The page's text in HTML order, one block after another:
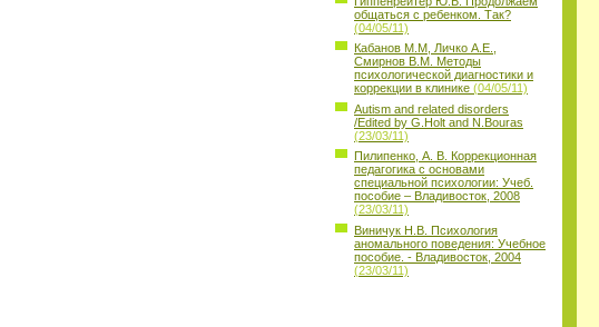
общаться с ребенком. Так?
(04/05/11)
Кабанов М.М, Личко А.Е.,
Смирнов В.М. Методы
психологической диагностики и
коррекции в клинике (04/05/11)
Autism and related disorders
/Edited by G.Holt and N.Bouras
(23/03/11)
Пилипенко, А. В. Коррекционная
педагогика с основами
специальной психологии: Учеб.
пособие – Владивосток, 2008
(23/03/11)
Виничук Н.В. Психология
аномального поведения: Учебное
пособие. - Владивосток, 2004
(23/03/11)